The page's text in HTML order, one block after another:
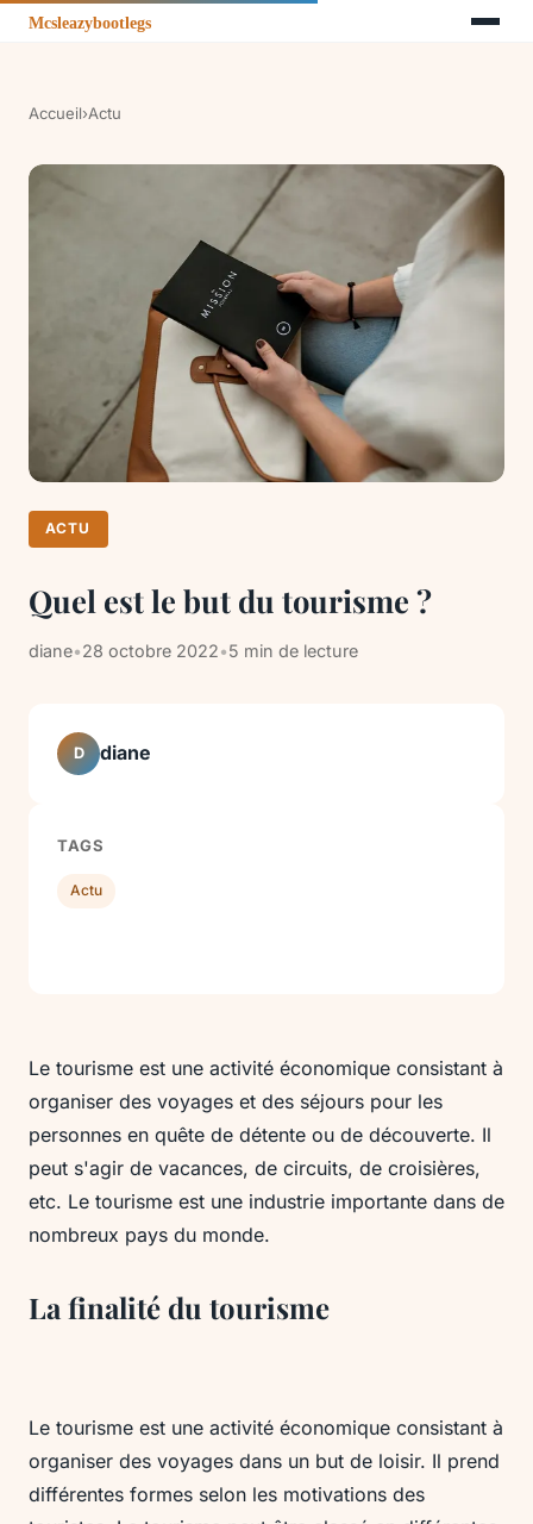
Accueil›Actu
ACTU
Quel est le but du tourisme ?
diane•28 octobre 2022•5 min de lecture
Le tourisme est une activité économique consistant à
organiser des voyages et des séjours pour les
personnes en quête de détente ou de découverte. Il
peut s'agir de vacances, de circuits, de croisières,
etc. Le tourisme est une industrie importante dans de
nombreux pays du monde.
La finalité du tourisme
Le tourisme est une activité économique consistant à
organiser des voyages dans un but de loisir. Il prend
différentes formes selon les motivations des
D diane
TAGS
Actu